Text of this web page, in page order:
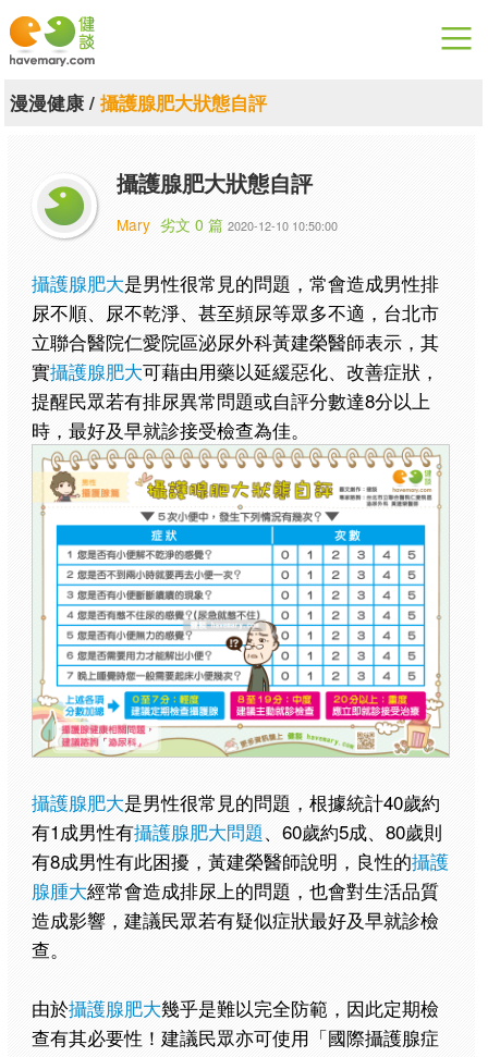
漫漫健康
關於健談
聯絡我們
下載專區
漫漫健康/ 攝護腺肥大狀態自評
攝護腺肥大狀態自評
Mary 劣文 0 篇 2020-12-10 10:50:00
攝護腺肥大是男性很常見的問題，常會造成男性排
尿不順、尿不乾淨、甚至頻尿等眾多不適，台北市
立聯合醫院仁愛院區泌尿外科黃建榮醫師表示，其
實攝護腺肥大可藉由用藥以延緩惡化、改善症狀，
提醒民眾若有排尿異常問題或自評分數達8分以上
時，最好及早就診接受檢查為佳。
攝護腺肥大是男性很常見的問題，根據統計40歲約
有1成男性有攝護腺肥大問題、60歲約5成、80歲則
有8成男性有此困擾，黃建榮醫師說明，良性的攝護
腺腫大經常會造成排尿上的問題，也會對生活品質
造成影響，建議民眾若有疑似症狀最好及早就診檢
查。
由於攝護腺肥大幾乎是難以完全防範，因此定期檢
查有其必要性！建議民眾亦可使用「國際攝護腺症